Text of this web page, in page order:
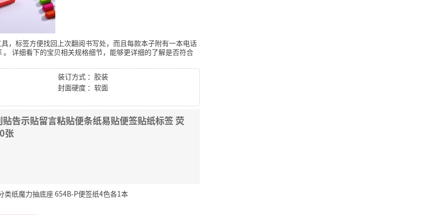
，标签方便找回上次翻阅书写处，而且每款本子附有一本电话
。 详细看下的宝贝相关规格细节，能够更详细的了解是否符合
装订方式 ：胶装
封面硬度 ：软面
告示贴留言粘贴便条纸易贴便签贴纸标签 荧
张
类纸魔力抽底座 654B-P便签纸4色各1本